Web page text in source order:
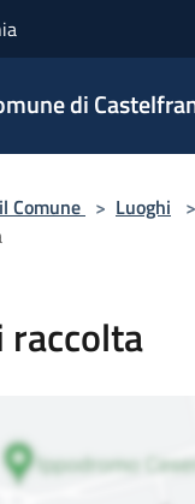
di
Comune > Luoghi >
raccolta